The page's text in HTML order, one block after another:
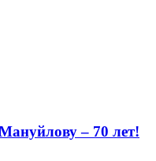
– 70 лет!